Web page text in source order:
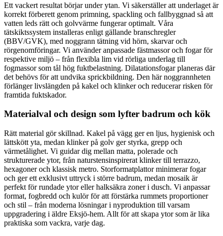
Ett vackert resultat börjar under ytan. Vi säkerställer att underlaget är
korrekt förberett genom primning, spackling och fallbyggnad så att
vatten leds rätt och golvvärme fungerar optimalt. Våra
tätskiktssystem installeras enligt gällande branschregler
(BBV/GVK), med noggrann tätning vid hörn, skarvar och
rörgenomföringar. Vi använder anpassade fästmassor och fogar för
respektive miljö – från flexibla lim vid rörliga underlag till
fogmassor som tål hög fuktbelastning. Dilatationsfogar planeras där
det behövs för att undvika sprickbildning. Den här noggrannheten
förlänger livslängden på kakel och klinker och reducerar risken för
framtida fuktskador.
Materialval och design som lyfter badrum och kök
Rätt material gör skillnad. Kakel på vägg ger en ljus, hygienisk och
lättskött yta, medan klinker på golv ger styrka, grepp och
värmetålighet. Vi guidar dig mellan matta, polerade och
strukturerade ytor, från naturstensinspirerat klinker till terrazzo,
hexagoner och klassisk metro. Storformatplattor minimerar fogar
och ger ett exklusivt uttryck i större badrum, medan mosaik är
perfekt för rundade ytor eller halksäkra zoner i dusch. Vi anpassar
format, fogbredd och kulör för att förstärka rummets proportioner
och stil – från moderna lösningar i nyproduktion till varsam
uppgradering i äldre Eksjö-hem. Allt för att skapa ytor som är lika
praktiska som vackra, varje dag.